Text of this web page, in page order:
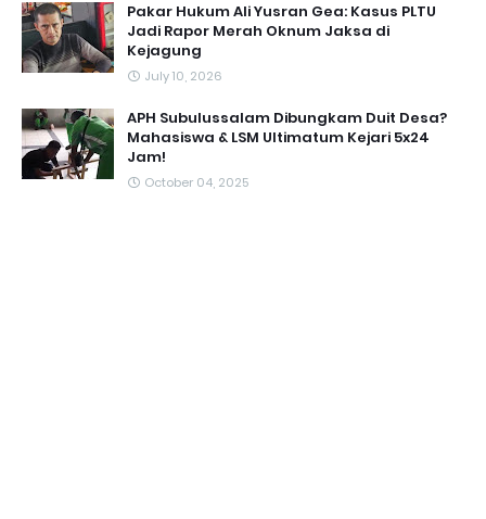
Pakar Hukum Ali Yusran Gea: Kasus PLTU
Jadi Rapor Merah Oknum Jaksa di
Kejagung
July 10, 2026
APH Subulussalam Dibungkam Duit Desa?
Mahasiswa & LSM Ultimatum Kejari 5x24
Jam!
October 04, 2025